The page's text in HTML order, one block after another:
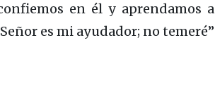
en él y aprendamos a
es mi ayudador; no temeré”